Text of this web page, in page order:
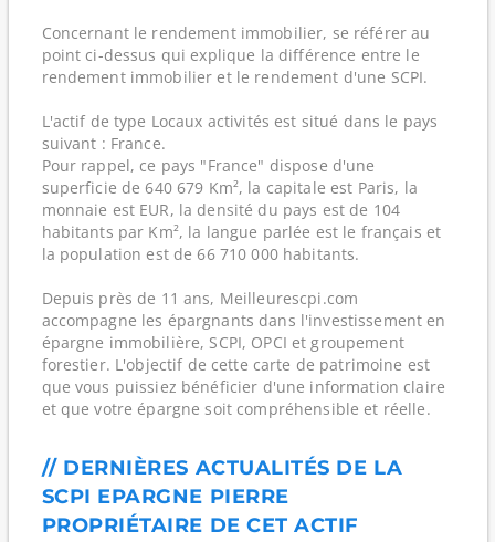
Concernant le rendement immobilier, se référer au
point ci-dessus qui explique la différence entre le
rendement immobilier et le rendement d'une SCPI.
L'actif de type Locaux activités est situé dans le pays
suivant : France.
Pour rappel, ce pays "France" dispose d'une
superficie de 640 679 Km², la capitale est Paris, la
monnaie est EUR, la densité du pays est de 104
habitants par Km², la langue parlée est le français et
la population est de 66 710 000 habitants.
Depuis près de 11 ans, Meilleurescpi.com
accompagne les épargnants dans l'investissement en
épargne immobilière, SCPI, OPCI et groupement
forestier. L'objectif de cette carte de patrimoine est
que vous puissiez bénéficier d'une information claire
et que votre épargne soit compréhensible et réelle.
// DERNIÈRES ACTUALITÉS DE LA
SCPI EPARGNE PIERRE
PROPRIÉTAIRE DE CET ACTIF